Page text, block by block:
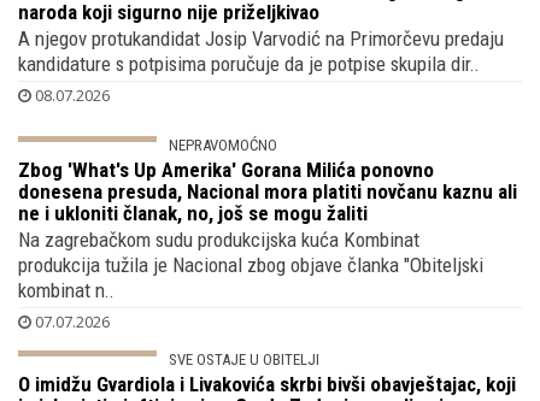
Nakon što je Dragan Primorac objavio da
je skupio 59 potpisa i da su 's današnjim
danom izbori završeni' stigao mu glas
naroda koji sigurno nije priželjkivao
A njegov protukandidat Josip Varvodić na Primorčevu predaju
kandidature s potpisima poručuje da je potpise skupila dir..
08.07.2026
NEPRAVOMOĆNO
Zbog 'What's Up Amerika' Gorana Milića ponovno
donesena presuda, Nacional mora platiti novčanu kaznu ali
ne i ukloniti članak, no, još se mogu žaliti
produkcija tužila je Nacional zbog objave članka "Obiteljski
kombinat n..
07.07.2026